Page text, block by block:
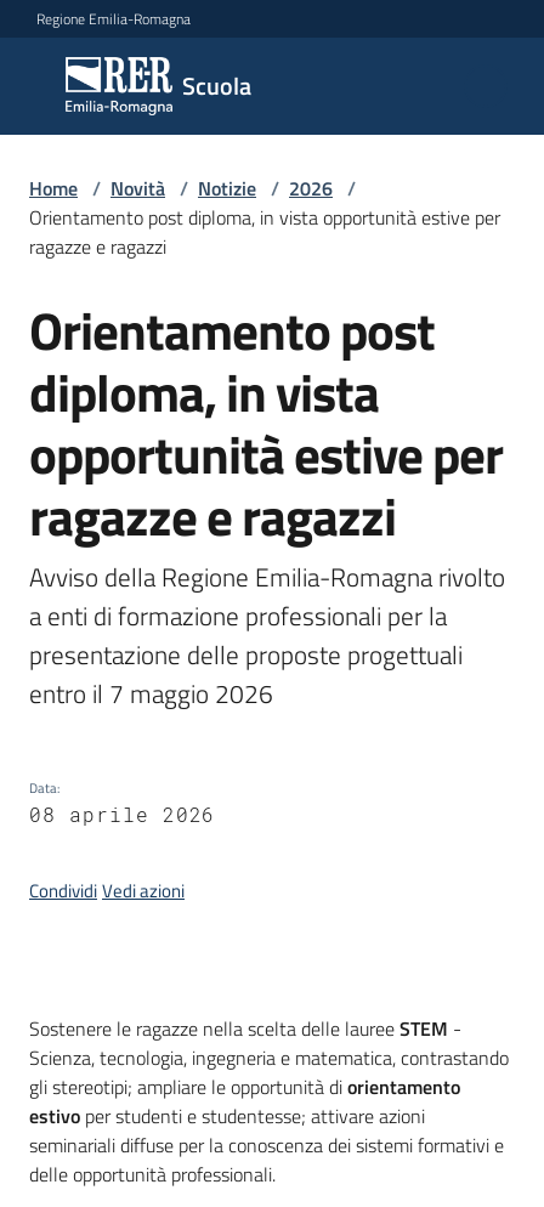
Vai al contenuto
Vai alla navigazione
Vai al footer
Regione Emilia-Romagna
Scuola
Scuola
Argomenti
Servizi
Leggi,
atti
e
bandi
programmi
e
progetti
Seguici
su
Home / Novità / Notizie / 2026 /
Orientamento post diploma, in vista opportunità estive per
ragazze e ragazzi
Salta al contenuto
Orientamento post
diploma, in vista
opportunità estive per
ragazze e ragazzi
Avviso della Regione Emilia-Romagna rivolto
a enti di formazione professionali per la
presentazione delle proposte progettuali
entro il 7 maggio 2026
Data:
08 aprile 2026
CondividiVedi azioni
Introduzione
Sostenere le ragazze nella scelta delle laureeSTEM -
Scienza, tecnologia, ingegneria e matematica, contrastando
gli stereotipi; ampliare le opportunità diorientamento
estivo per studenti e studentesse; attivare azioni
seminariali diffuse per la conoscenza dei sistemi formativi e
delle opportunità professionali.